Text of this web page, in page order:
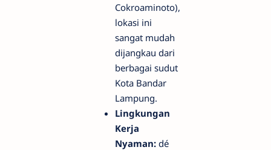
Cokroaminoto),
lokasi ini
sangat mudah
dijangkau dari
berbagai sudut
Kota Bandar
Lampung.
Lingkungan
Kerja
Nyaman: dé